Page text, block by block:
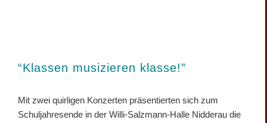
“Klassen musizieren klasse!”
Mit zwei quirligen Konzerten präsentierten sich zum
Schuljahresende in der Willi-Salzmann-Halle Nidderau die